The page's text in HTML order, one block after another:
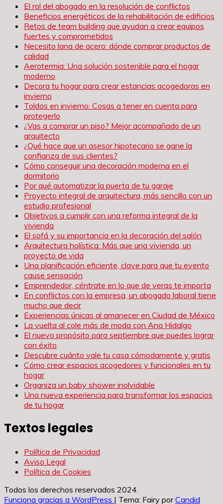
El rol del abogado en la resolución de conflictos
Beneficios energéticos de la rehabilitación de edificios
Retos de team building que ayudan a crear equipos
fuertes y comprometidos
Necesito lana de acero: dónde comprar productos de
calidad
Aerotermia: Una solución sostenible para el hogar
moderno
Decora tu hogar para crear estancias acogedoras en
invierno
Toldos en invierno: Cosas a tener en cuenta para
protegerlo
¿Vas a comprar un piso? Mejor acompañado de un
arquitecto
¿Qué hace que un asesor hipotecario se gane la
confianza de sus clientes?
Cómo conseguir una decoración moderna en el
dormitorio
Por qué automatizar la puerta de tu garaje
Proyecto integral de arquitectura, más sencillo con un
estudio profesional
Objetivos a cumplir con una reforma integral de la
vivienda
El sofá y su importancia en la decoración del salón
Arquitectura holística: Más que una vivienda, un
proyecto de vida
Una planificación eficiente, clave para que tu evento
cause sensación
Emprendedor, céntrate en lo que de veras te importa
En conflictos con la empresa, un abogado laboral tiene
mucho que decir
Experiencias únicas al amanecer en Ciudad de México
La vuelta al cole más de moda con Ana Hidalgo
El nuevo propósito para septiembre que puedes lograr
con éxito
Descubre cuánto vale tu casa cómodamente y gratis
Cómo crear espacios acogedores y funcionales en tu
hogar
Organiza un baby shower inolvidable
Una nueva experiencia para transformar los espacios
de tu hogar
Textos legales
Política de Privacidad
Aviso Legal
Política de Cookies
Todos los derechos reservados 2024.
Funciona gracias a WordPress | Tema: Fairy porCandid